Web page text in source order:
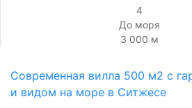
4
До моря
3 000 м
Современная вилла 500 м2 с
и видом на море в Ситжесе